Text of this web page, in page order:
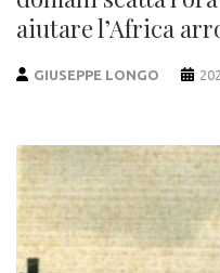
aiutare l’Africa
GIUSEPPE LONGO